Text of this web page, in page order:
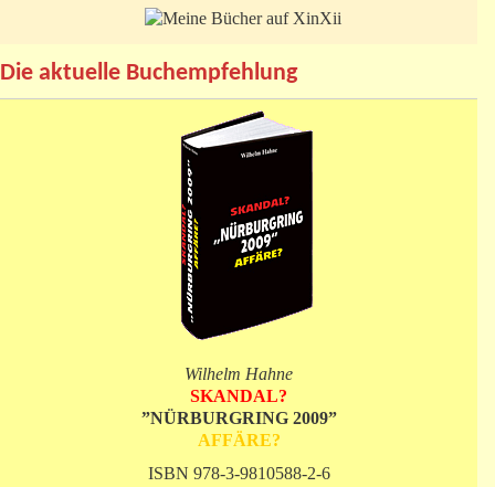
Die aktuelle Buchempfehlung
Wilhelm Hahne
SKANDAL?
”NÜRBURGRING 2009”
AFFÄRE?
ISBN 978-3-9810588-2-6